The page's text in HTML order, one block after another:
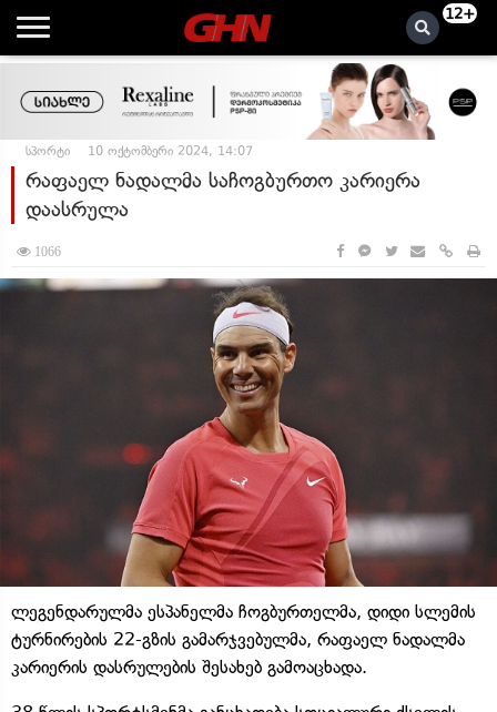
12+
სპორტი 10 ოქტომბერი 2024, 14:07
რაფაელ ნადალმა საჩოგბურთო კარიერა
დაასრულა
1066
ლეგენდარულმა ესპანელმა ჩოგბურთელმა, დიდი სლემის
ტურნირების 22-გზის გამარჯვებულმა, რაფაელ ნადალმა
კარიერის დასრულების შესახებ გამოაცხადა.